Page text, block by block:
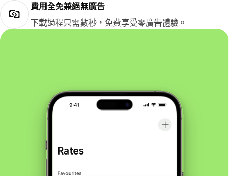
費用全免兼絕無廣告
下載過程只需數秒，免費享受零廣告體驗。